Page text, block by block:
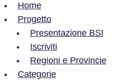
Home
Progetto
Presentazione BSI
Iscriviti
Regioni e Provincie
Categorie